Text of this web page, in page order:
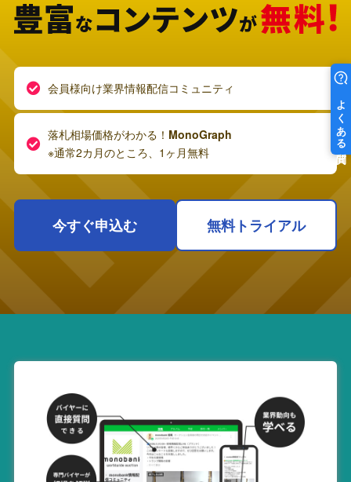
会員様向け業界情報配信コミュニティ
落札相場価格がわかる！ MonoGraph
※通常2カ月のところ、1ヶ月無料
今すぐ申込む 無料トライアル